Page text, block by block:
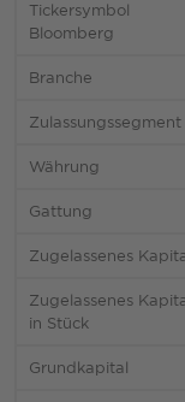
Tickersymbol
Bloomberg
Branche
Zulassungssegment
Währung
Gattung
Zugelassenes
Zugelassenes
in Stück
Grundkapital